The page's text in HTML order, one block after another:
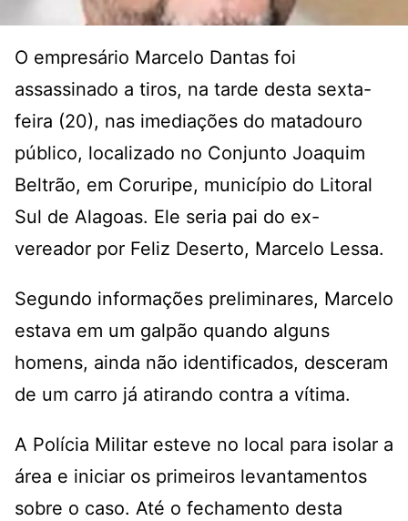
O empresário Marcelo Dantas foi
assassinado a tiros, na tarde desta sexta-
feira (20), nas imediações do matadouro
público, localizado no Conjunto Joaquim
Beltrão, em Coruripe, município do Litoral
Sul de Alagoas. Ele seria pai do ex-
vereador por Feliz Deserto, Marcelo Lessa.
Segundo informações preliminares, Marcelo
estava em um galpão quando alguns
homens, ainda não identificados, desceram
de um carro já atirando contra a vítima.
A Polícia Militar esteve no local para isolar a
área e iniciar os primeiros levantamentos
sobre o caso. Até o fechamento desta